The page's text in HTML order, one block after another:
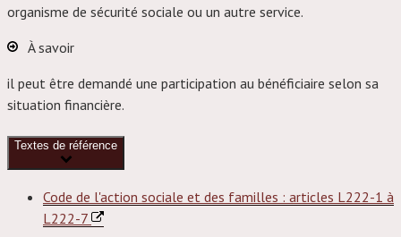
organisme de sécurité sociale ou un autre service.
À savoir
il peut être demandé une participation au bénéficiaire selon sa
situation financière.
Textes de référence
Code de l'action sociale et des familles : articles L222-1 à
L222-7